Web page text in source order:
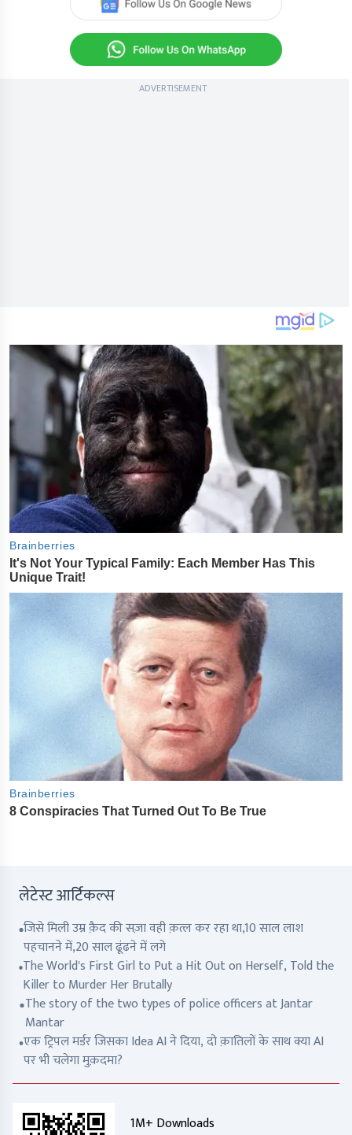
ADVERTISEMENT
लेटेस्ट आर्टिकल्स
जिसे मिली उम्र क़ैद की सज़ा वही क़त्ल कर रहा था,10 साल लाश
पहचानने में,20 साल ढूंढने में लगे
The World's First Girl to Put a Hit Out on Herself, Told the
Killer to Murder Her Brutally
The story of the two types of police officers at Jantar
Mantar
एक ट्रिपल मर्डर जिसका Idea AI ने दिया, दो क़ातिलों के साथ क्या AI
पर भी चलेगा मुक़दमा?
1M+ Downloads